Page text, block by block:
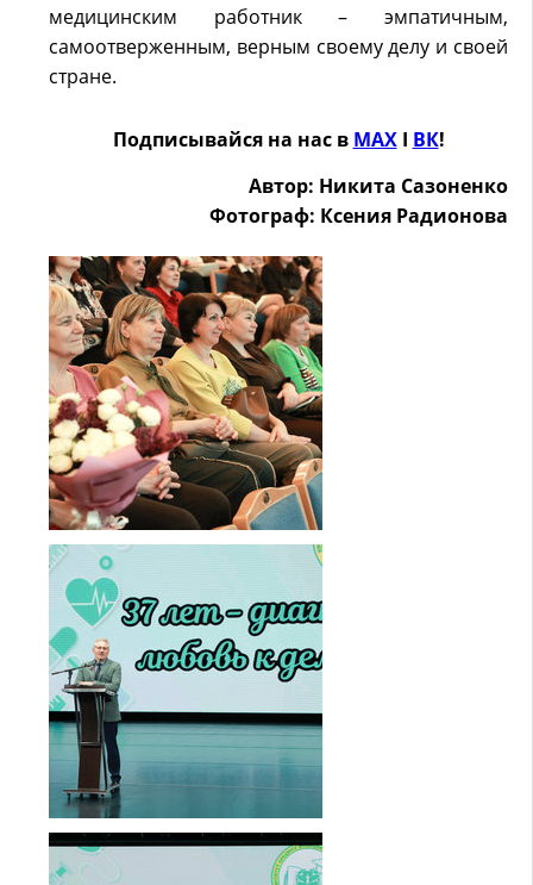
медицинским работник – эмпатичным,
самоотверженным, верным своему делу и своей
стране.
Подписывайся на нас в MAXӀ ВК!
Автор: Никита Сазоненко
Фотограф: Ксения Радионова